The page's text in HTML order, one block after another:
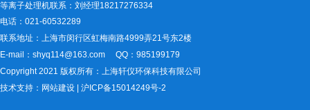
等离子处理机联系：刘经理18217276334
电话：021-60532289
联系地址：上海市闵行区虹梅南路4999弄21号东2楼
E-mail：shyq114@163.com
QQ：985199179
Copyright 2021 版权所有：上海轩仪环保科技有限公司
技术支持： 网站建设 沪ICP备15014249号-2